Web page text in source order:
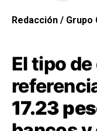
Redacción / Grupo
El tipo
17.23